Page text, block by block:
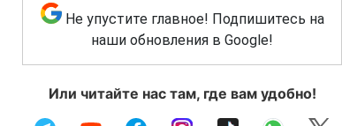
Не упустите главное! Подпишитесь на
наши обновления в Google!
Или читайте нас там, где вам удобно!